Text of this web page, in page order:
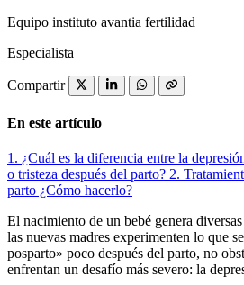
Equipo instituto avantia fertilidad
Especialista
Compartir
En este artículo
1. ¿Cuál es la diferencia entre la
o tristeza después del parto? 2.
parto ¿Cómo hacerlo?
El nacimiento de un bebé genera
las nuevas madres experimenten lo que
posparto» poco después del parto, no
enfrentan un desafío más severo: la